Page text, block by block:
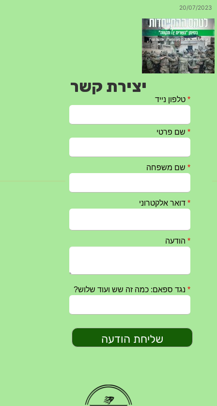
27/05/2025
מופע הגבעטרון ב 10.10.2024 נדחה בשל המצב הבטחוני
25/09/2024
חרבות ברזל – הודעה 1 – 14.10.2023
טקס ההתיחדות השנתי 2023 נערך ב 5/9/2023 באנדרטה
יצירת קשר